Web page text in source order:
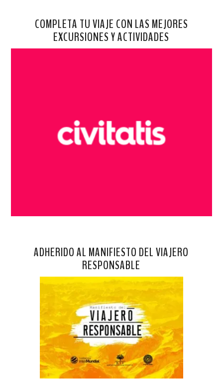
COMPLETA TU VIAJE CON LAS MEJORES
EXCURSIONES Y ACTIVIDADES
ADHERIDO AL MANIFIESTO DEL VIAJERO
RESPONSABLE